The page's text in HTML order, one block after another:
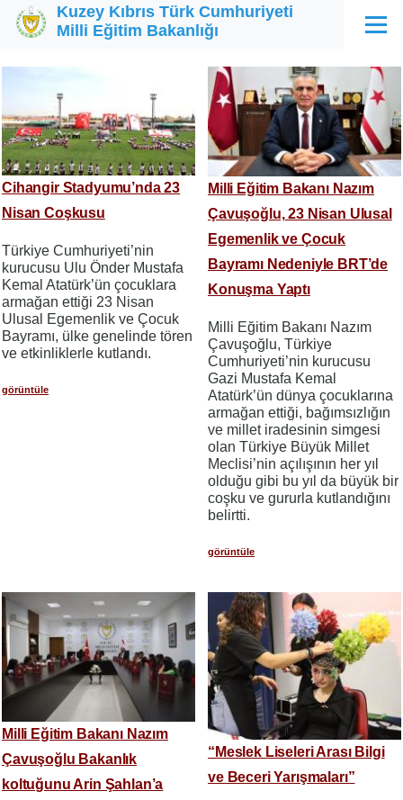
Ana içeriğe atla
Kuzey Kıbrıs Türk Cumhuriyeti
Milli Eğitim Bakanlığı
Menü
Cihangir Stadyumu’nda 23
Nisan Coşkusu
Türkiye Cumhuriyeti’nin
kurucusu Ulu Önder Mustafa
Kemal Atatürk’ün çocuklara
armağan ettiği 23 Nisan
Ulusal Egemenlik ve Çocuk
Bayramı, ülke genelinde tören
ve etkinliklerle kutlandı.
görüntüle
Milli Eğitim Bakanı Nazım
Çavuşoğlu, 23 Nisan Ulusal
Egemenlik ve Çocuk
Bayramı Nedeniyle BRT’de
Konuşma Yaptı
Milli Eğitim Bakanı Nazım
Çavuşoğlu, Türkiye
Cumhuriyeti’nin kurucusu
Gazi Mustafa Kemal
Atatürk’ün dünya çocuklarına
armağan ettiği, bağımsızlığın
ve millet iradesinin simgesi
olan Türkiye Büyük Millet
Meclisi’nin açılışının her yıl
olduğu gibi bu yıl da büyük bir
coşku ve gururla kutlandığını
belirtti.
görüntüle
Milli Eğitim Bakanı Nazım
Çavuşoğlu Bakanlık
koltuğunu Arin Şahlan’a
“Meslek Liseleri Arası Bilgi
ve Beceri Yarışmaları”